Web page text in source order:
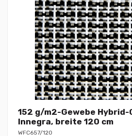
152 g/m2-Gewebe
Innegra, breite 120 cm
WFC657/120